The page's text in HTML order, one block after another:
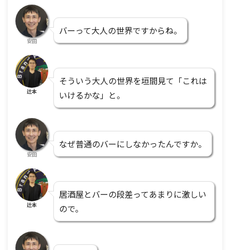
安田
バーって大人の世界ですからね。
辻本
そういう大人の世界を垣間見て「これは
いけるかな」と。
安田
なぜ普通のバーにしなかったんですか。
辻本
居酒屋とバーの段差ってあまりに激しい
ので。